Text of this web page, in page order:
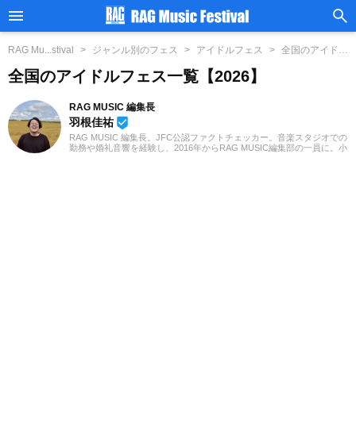
RAG Mu...stival ジャンル別のフェス アイドルフェス
全国のアイド...
【2026】
全国のアイドルフェス一覧【2026】
RAG MUSIC 編集長
羽根佳祐 beenhere
RAG MUSIC 編集長。JFC公認ファクトチェッカー。音楽スタジオでの
勤務や婚礼音響を経験し、2016年からRAG MUSIC編集部の一員に。小